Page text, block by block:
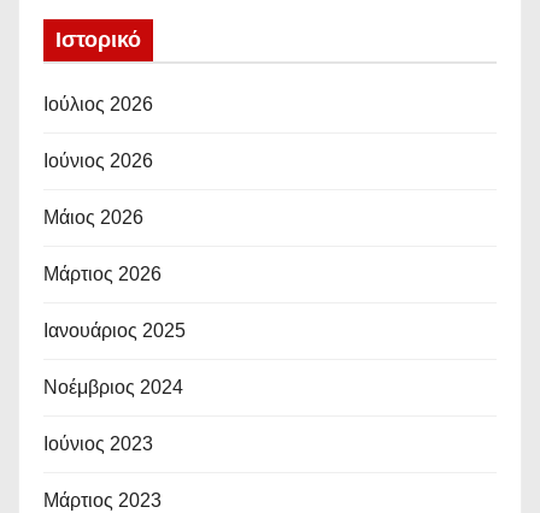
Ιστορικό
Ιούλιος 2026
Ιούνιος 2026
Μάιος 2026
Μάρτιος 2026
Ιανουάριος 2025
Νοέμβριος 2024
Ιούνιος 2023
Μάρτιος 2023